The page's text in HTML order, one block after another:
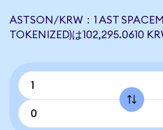
ASTSON/KRW：1 AST
TOKENIZED)は102,295.0610